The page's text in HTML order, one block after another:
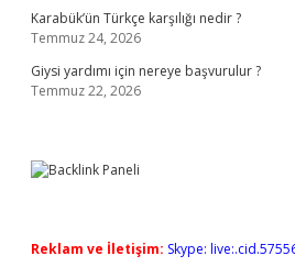
Karabük’ün Türkçe karşılığı nedir ?
Temmuz 24, 2026
Giysi yardımı için nereye başvurulur ?
Temmuz 22, 2026
Reklam ve İletişim: Skype: